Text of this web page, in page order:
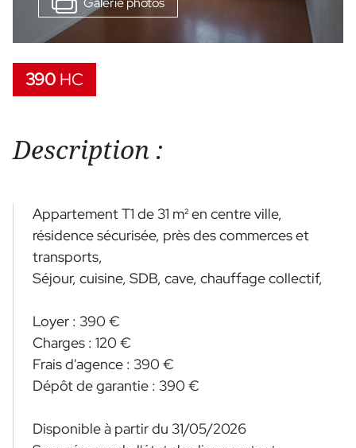
390 HC
Description :
Appartement T1 de 31 m² en centre ville,
résidence sécurisée, près des commerces et
transports,
Séjour, cuisine, SDB, cave, chauffage collectif,
Loyer : 390 €
Charges : 120 €
Frais d'agence : 390 €
Dépôt de garantie : 390 €
Disponible à partir du 31/05/2026